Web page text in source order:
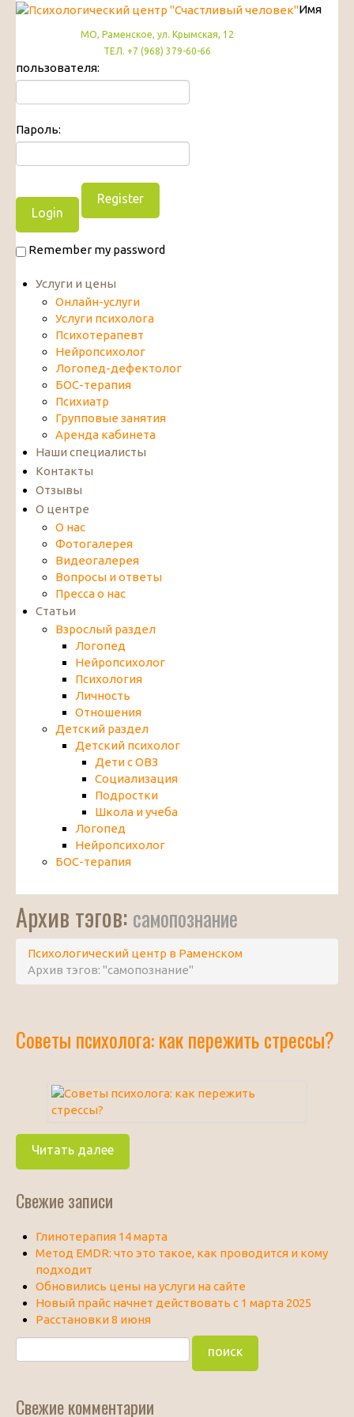
МО, Раменское, ул. Крымская, 12
ТЕЛ. +7 (968) 379-60-66
Имя
пользователя:
Пароль:
Register
Remember my password
Услуги и цены
Онлайн-услуги
Услуги психолога
Психотерапевт
Нейропсихолог
Логопед-дефектолог
БОС-терапия
Психиатр
Групповые занятия
Аренда кабинета
Наши специалисты
Контакты
Отзывы
О центре
О нас
Фотогалерея
Видеогалерея
Вопросы и ответы
Пресса о нас
Статьи
Взрослый раздел
Логопед
Нейропсихолог
Психология
Личность
Отношения
Детский раздел
Детский психолог
Дети с ОВЗ
Социализация
Подростки
Школа и учеба
Логопед
Нейропсихолог
БОС-терапия
Архив тэгов: самопознание
Психологический центр в Раменском
Архив тэгов: "самопознание"
Советы психолога: как пережить стрессы?
Читать далее
Свежие записи
Глинотерапия 14 марта
Метод EMDR: что это такое, как проводится и кому
подходит
Обновились цены на услуги на сайте
Новый прайс начнет действовать с 1 марта 2025
Расстановки 8 июня
Свежие комментарии